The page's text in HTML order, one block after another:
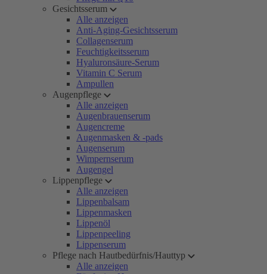
Gesichtsserum
Alle anzeigen
Anti-Aging-Gesichtsserum
Collagenserum
Feuchtigkeitsserum
Hyaluronsäure-Serum
Vitamin C Serum
Ampullen
Augenpflege
Alle anzeigen
Augenbrauenserum
Augencreme
Augenmasken & -pads
Augenserum
Wimpernserum
Augengel
Lippenpflege
Alle anzeigen
Lippenbalsam
Lippenmasken
Lippenöl
Lippenpeeling
Lippenserum
Pflege nach Hautbedürfnis/Hauttyp
Alle anzeigen